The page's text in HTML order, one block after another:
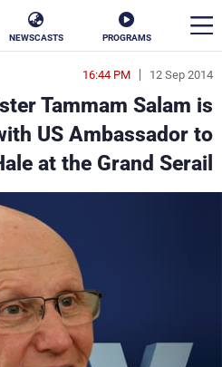
PROGRAMS
NEWSCASTS
12 Sep 2014
16:44 PM
Tammam Salam is
US Ambassador to
at the Grand Serail
en
الأخبار
سياسة